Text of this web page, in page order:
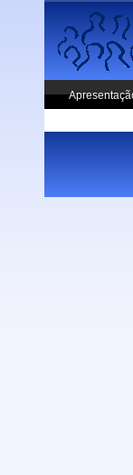
Skip to main content